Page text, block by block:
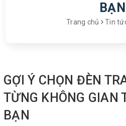
BẠN
Trang chủ Tin
GỢI Ý CHỌN ĐÈN
TỪNG KHÔNG GIAN
BẠN